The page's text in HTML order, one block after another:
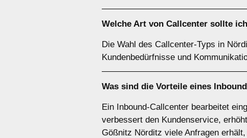
Welche Art von Callcenter sollte
Die Wahl des Callcenter-Typs in
Kundenbedürfnisse und
Was sind die Vorteile eines
Ein Inbound-Callcenter bearbeitet
verbessert den Kundenservice,
Gößnitz Nörditz viele Anfragen